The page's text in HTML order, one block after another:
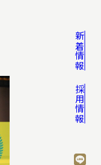
新着情報
採用情報